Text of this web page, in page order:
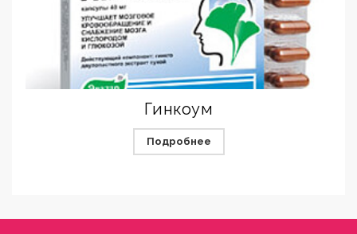
Гинкоум
Подробнее